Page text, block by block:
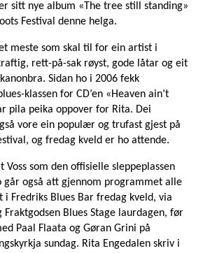
sitt nye album «The tree still standing»
Festival denne helga.
meste som skal til for ein artist i
rett-på-sak røyst, gode låtar og eit
Sidan ho i 2006 fekk
klassen for CD’en «Heaven ain’t
pila peika oppover for Rita. Dei
vore ein populær og trufast gjest på
og fredag kveld er ho attende.
Voss som den offisielle sleppeplassen
går også att gjennom programmet alle
Fredriks Blues Bar fredag kveld, via
Fraktgodsen Blues Stage laurdagen, før
Paal Flaata og Gøran Grini på
sundag. Rita Engedalen skriv i